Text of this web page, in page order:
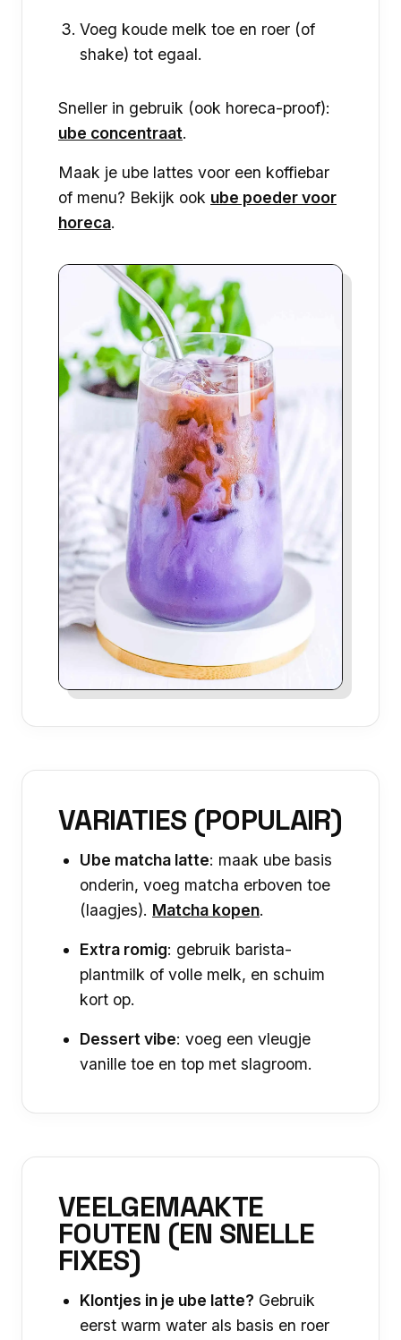
Voeg koude melk toe en roer (of
shake) tot egaal.
Sneller in gebruik (ook horeca-proof):
ube concentraat.
Maak je ube lattes voor een koffiebar
of menu? Bekijk ook ube poeder voor
horeca.
VARIATIES (POPULAIR)
Ube matcha latte: maak ube basis
onderin, voeg matcha erboven toe
(laagjes). Matcha kopen.
Extra romig: gebruik barista-
plantmilk of volle melk, en schuim
kort op.
Dessert vibe: voeg een vleugje
vanille toe en top met slagroom.
VEELGEMAAKTE
FOUTEN (EN SNELLE
FIXES)
Klontjes in je ube latte? Gebruik
eerst warm water als basis en roer